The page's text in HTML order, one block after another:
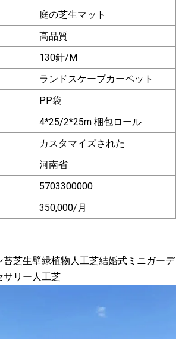
庭の芝生マット
高品質
130針/M
ランドスケープカーペット
PP袋
4*25/2*25m 梱包ロール
カスタマイズされた
河南省
5703300000
350,000/月
苔芝生壁緑植物人工芝結婚式ミニガーデ
サリー人工芝